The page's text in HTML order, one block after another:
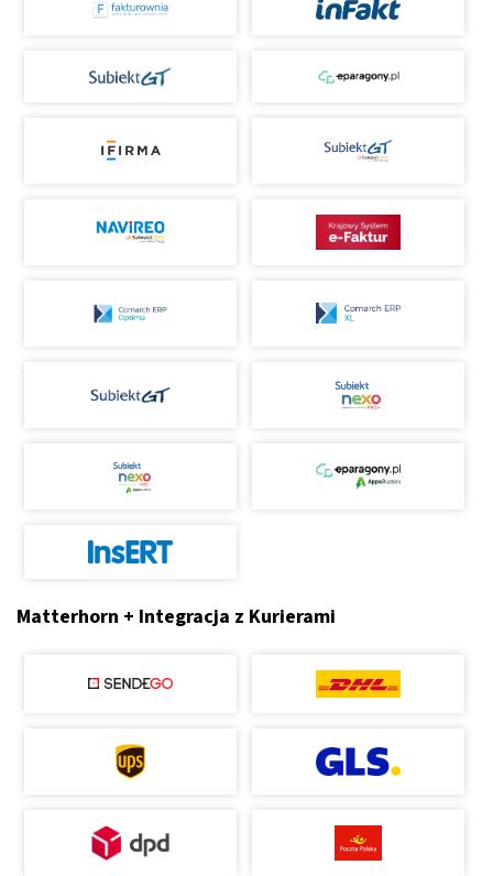
Matterhorn + Integracja z Kurierami